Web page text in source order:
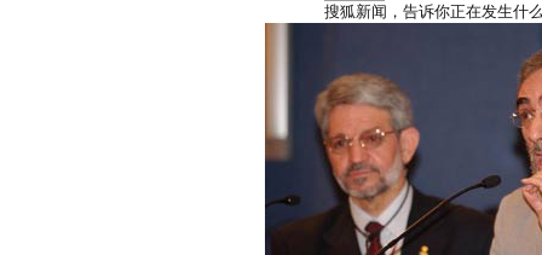
搜狐新闻，告诉你正在发生什